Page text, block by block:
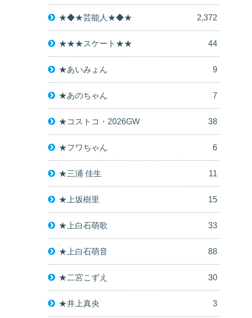
★◆★芸能人★◆★ 2,372
★★★スケート★★ 44
★あいみょん 9
★あのちゃん 7
★コストコ・2026GW 38
★フワちゃん 6
★三浦 佳生 11
★上坂樹里 15
★上白石萌歌 33
★上白石萌音 88
★二宮こずえ 30
★井上真央 3